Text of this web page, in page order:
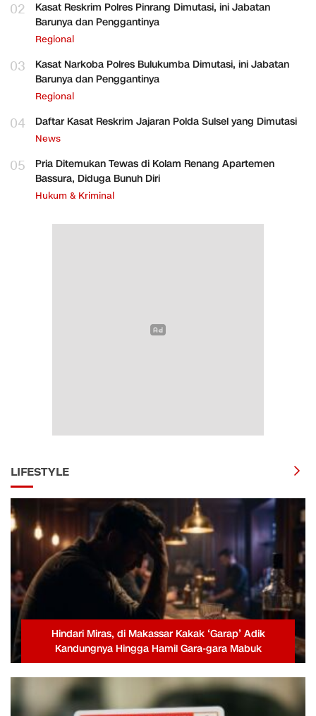
02
Kasat Reskrim Polres Pinrang Dimutasi, ini Jabatan
Barunya dan Penggantinya
Regional
03
Kasat Narkoba Polres Bulukumba Dimutasi, ini Jabatan
Barunya dan Penggantinya
Regional
04 Daftar Kasat Reskrim Jajaran Polda Sulsel yang Dimutasi
News
05
Pria Ditemukan Tewas di Kolam Renang Apartemen
Bassura, Diduga Bunuh Diri
Hukum & Kriminal
LIFESTYLE
Hindari Miras, di Makassar Kakak ‘Garap’ Adik
Kandungnya Hingga Hamil Gara-gara Mabuk